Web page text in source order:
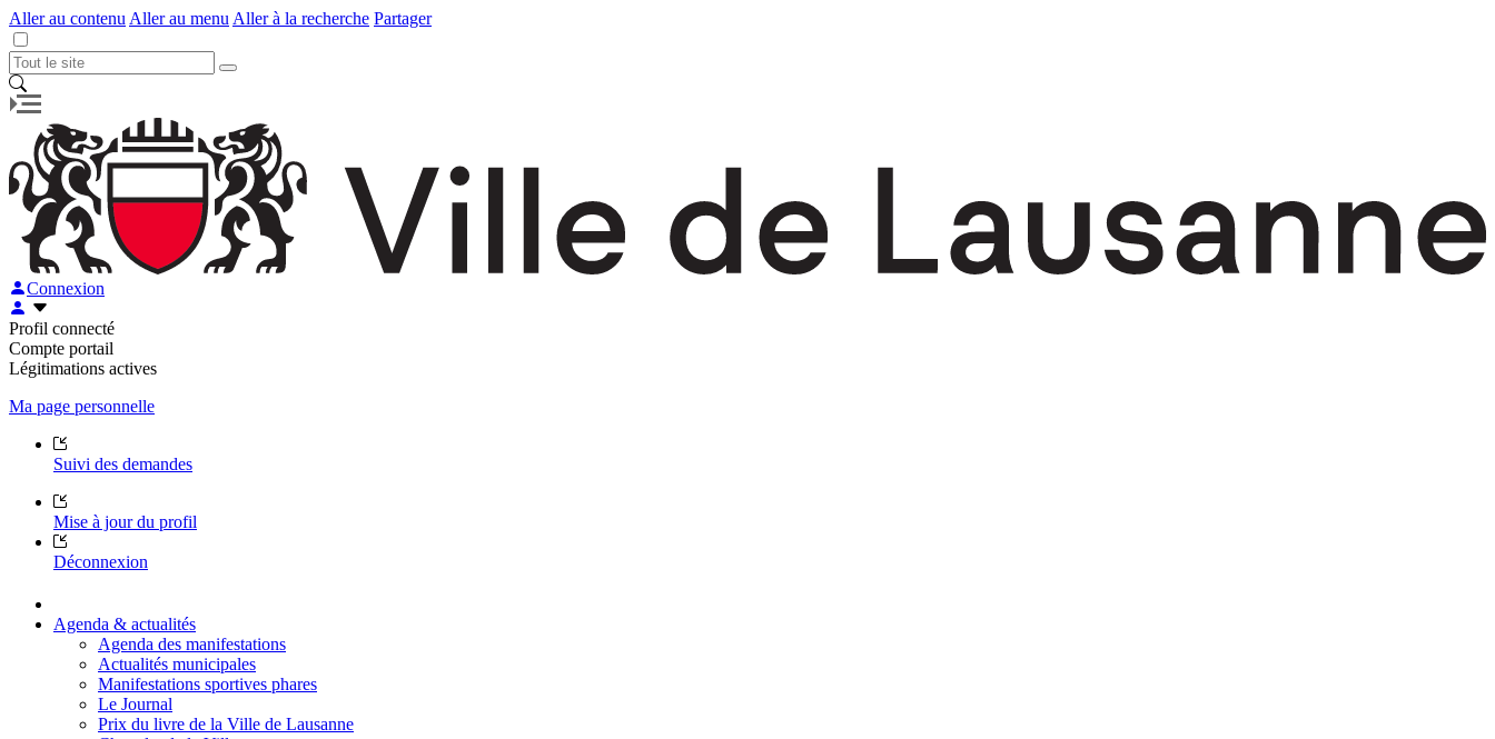
Aller au contenu Aller au menu Aller à la recherche Partager
Connexion
Profil connecté
Compte portail
Légitimations actives
Ma page personnelle
Suivi des demandes
Mise à jour du profil
Déconnexion
Agenda & actualités
Agenda des manifestations
Actualités municipales
Manifestations sportives phares
Le Journal
Prix du livre de la Ville de Lausanne